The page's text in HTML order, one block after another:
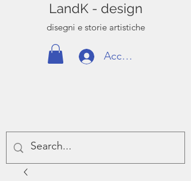
LandK - design
disegni e storie artistiche
Accedi